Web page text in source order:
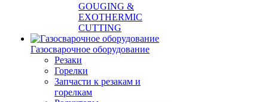
GOUGING &
EXOTHERMIC
CUTTING
Газосварочное оборудование
Резаки
Горелки
Запчасти к резакам и
горелкам